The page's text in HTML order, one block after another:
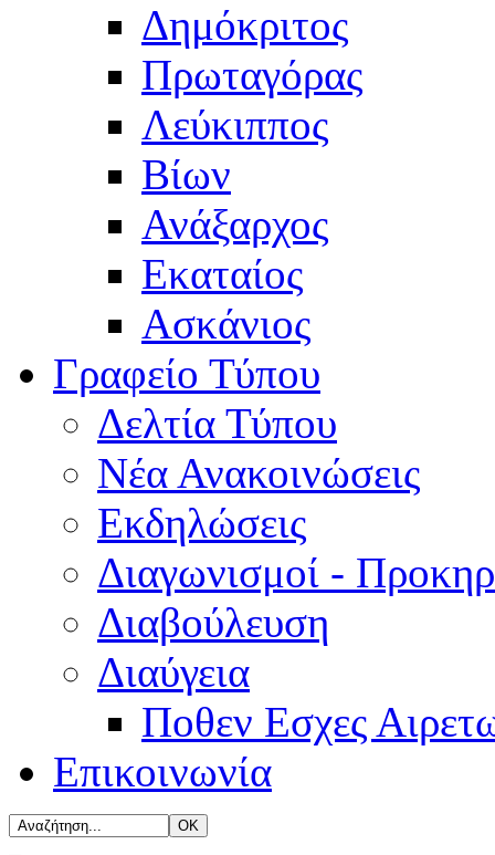
Δημόκριτος
Πρωταγόρας
Λεύκιππος
Βίων
Ανάξαρχος
Εκαταίος
Ασκάνιος
Γραφείο Τύπου
Δελτία Τύπου
Νέα Ανακοινώσεις
Εκδηλώσεις
Διαγωνισμοί -
Διαβούλευση
Διαύγεια
Ποθεν Εσχες
Επικοινωνία